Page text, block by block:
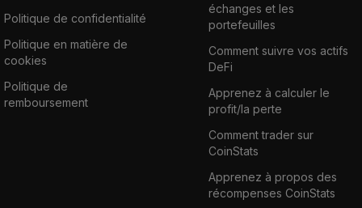
Politique de confidentialité
Politique en matière de
cookies
Politique de
remboursement
échanges et les
portefeuilles
Comment suivre vos actifs
DeFi
Apprenez à calculer le
profit/la perte
Comment trader sur
CoinStats
Apprenez à propos des
récompenses CoinStats